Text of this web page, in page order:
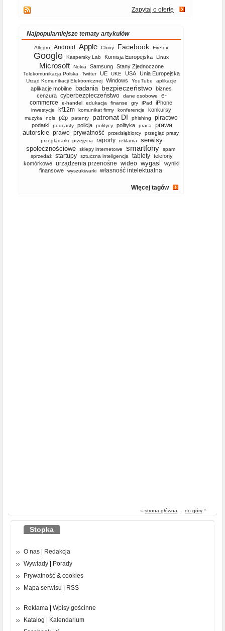
Zapytaj o ofertę
Najpopularniejsze tematy artykułów
Allegro Android Apple Chiny Facebook Firefox
Google Kaspersky Lab Komisja Europejska Linux
Microsoft Nokia Samsung Stany Zjednoczone
Telekomunikacja Polska Twitter UE UKE USA Unia Europejska
Urząd Komunikacji Elektronicznej Windows YouTube aplikacje
aplikacje mobilne badania bezpieczeństwo biznes
cenzura cyberbezpieczeństwo dane osobowe
e-
commerce
e-handel edukacja finanse gry iPad iPhone
inwestycje kf12m komunikat firmy konferencje konkursy
muzyka nols p2p patenty patronat DI phishing piractwo
podatki podcasty policja politycy polityka praca
prawa
autorskie prawo prywatność przedsiębiorcy
przegląd prasy
przeglądarki
przejęcia raporty reklama
serwisy
społecznościowe
sklepy internetowe smartfony
spam
sprzedaż
startupy sztuczna inteligencja tablety telefony
komórkowe
urządzenia przenośne wideo wygasl
wyniki
finansowe
wyszukiwarki własność intelektualna
Więcej tagów
« strona główna - do góry ^
Stopka
O nas | Redakcja
Wywiady | Porady
Prywatność & cookies
Mapa serwisu | RSS
Reklama | Wpisy gościnne
Katalog | Kalendarium